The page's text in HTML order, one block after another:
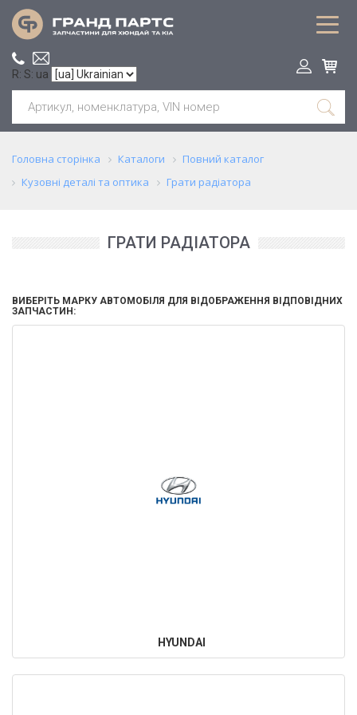
R: S: ua
Головна сторінка Каталоги
Повний каталог
Кузовні деталі та оптика
Грати радіатора
ГРАТИ РАДІАТОРА
ВИБЕРІТЬ МАРКУ АВТОМОБІЛЯ ДЛЯ ВІДОБРАЖЕННЯ ВІДПОВІДНИХ
ЗАПЧАСТИН:
HYUNDAI